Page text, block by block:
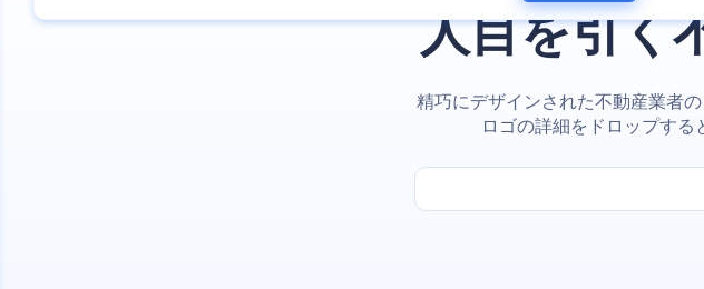
人目を引く
精巧にデザインされた不動産業者
ロゴの詳細をドロップする